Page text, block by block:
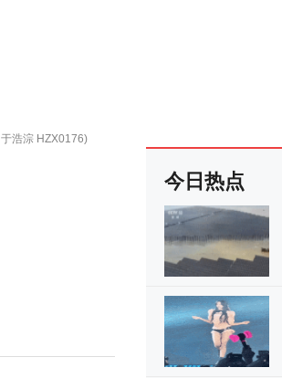
于浩淙 HZX0176)
今日热点